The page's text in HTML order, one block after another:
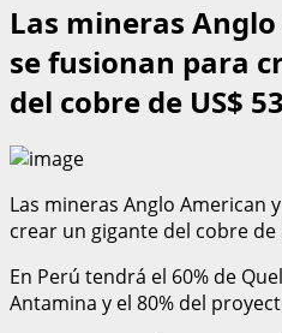
Las mineras
se fusionan para
del cobre de US$
Las mineras Anglo American
crear un gigante del cobre de
En Perú tendrá el 60% de
Antamina y el 80% del